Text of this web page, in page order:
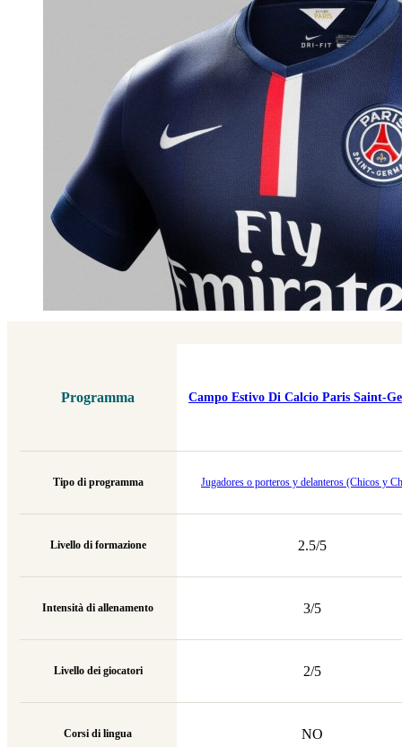
Programma
Tipo di programma
Livello di formazione
Intensità di allenamento
Livello dei giocatori
Corsi di lingua
Campo Estivo Di Calcio Paris Saint-
Jugadores o porteros y delanteros (Chicos y
2.5/5
3/5
2/5
NO